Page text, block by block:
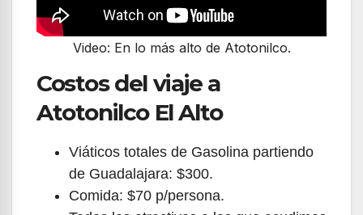
Video: En lo más alto de Atotonilco.
Costos del viaje a
Atotonilco El Alto
Viáticos totales de Gasolina partiendo
de Guadalajara: $300.
Comida: $70 p/persona.